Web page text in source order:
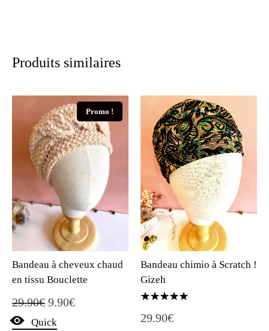
Produits similaires
Promo !
Bandeau à cheveux chaud
en tissu Bouclette
29.90€ Le
prix
9.90€Le
Quick
Bandeau chimio à Scratch !
Gizeh
5.00
sur 5
29.90€